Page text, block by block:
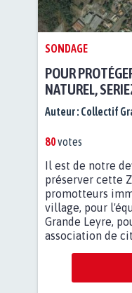
SONDAGE
POUR
NATUREL,
PARTICIPER AU
FORESTIÈRE
MOUSTEY ET LA
Auteur : Collectif
80votes
Il est de notre
préserver cette
promotteurs
village, pour
Grande Leyre,
association de